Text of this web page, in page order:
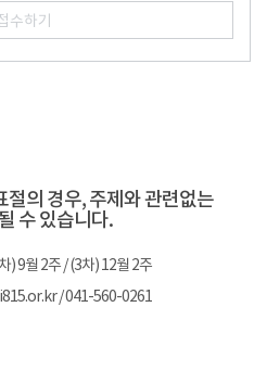
수하기
절의 경우, 주제와 관련없는
수 있습니다.
) 9월 2주 / (3차) 12월 2주
/ 041-560-0261